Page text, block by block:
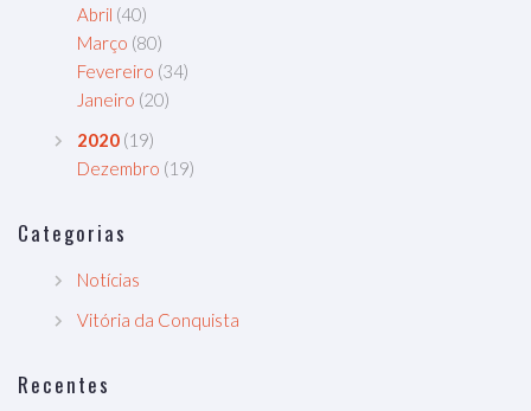
Abril (40)
Março (80)
Fevereiro (34)
Janeiro (20)
2020 (19)
Dezembro (19)
Categorias
Notícias
Vitória da Conquista
Recentes